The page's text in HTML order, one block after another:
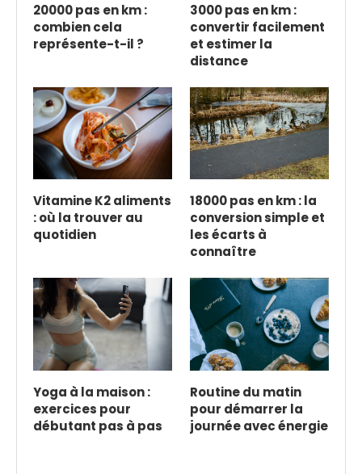
20000 pas en km :
combien cela
représente-t-il ?
3000 pas en km :
convertir facilement
et estimer la
distance
Vitamine K2 aliments
: où la trouver au
quotidien
18000 pas en km : la
conversion simple et
les écarts à
connaître
Yoga à la maison :
exercices pour
débutant pas à pas
Routine du matin
pour démarrer la
journée avec énergie